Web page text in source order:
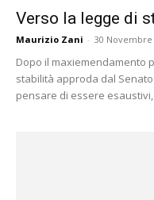
Verso la legge di
Maurizio Zani - 30 Novembre
Dopo il maxiemendamento
stabilità approda dal
pensare di essere